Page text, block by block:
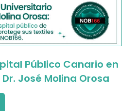
Público Canario en
Dr. José Molina Orosa